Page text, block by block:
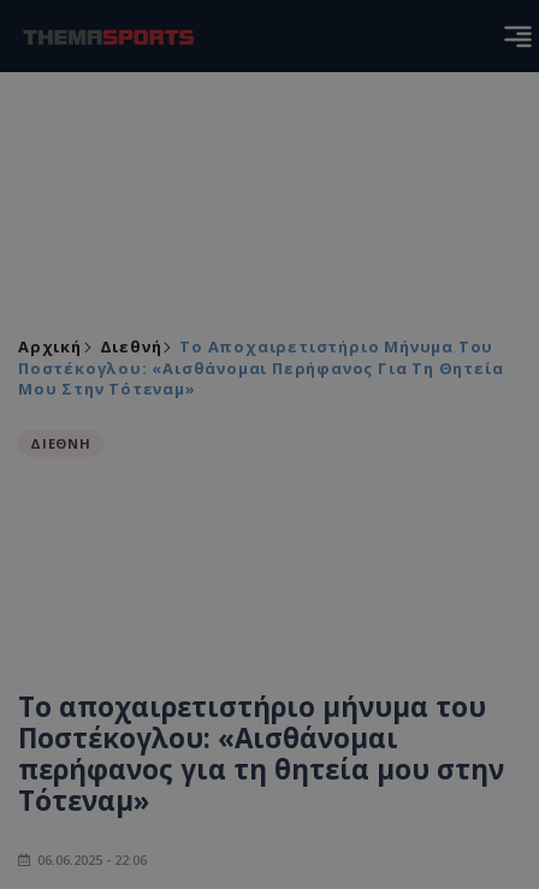
Αρχική Διεθνή
Το Αποχαιρετιστήριο Μήνυμα Του
Ποστέκογλου: «Αισθάνομαι Περήφανος Για Τη Θητεία
Μου Στην Τότεναμ»
ΔΙΕΘΝΗ
Το αποχαιρετιστήριο μήνυμα του
Ποστέκογλου: «Αισθάνομαι
περήφανος για τη θητεία μου στην
Τότεναμ»
06.06.2025 - 22:06